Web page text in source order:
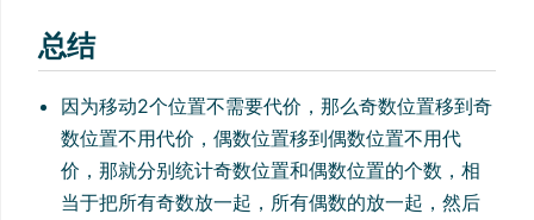
总结
因为移动2个位置不需要代价，那么奇数位置移到奇
数位置不用代价，偶数位置移到偶数位置不用代
价，那就分别统计奇数位置和偶数位置的个数，相
当于把所有奇数放一起，所有偶数的放一起，然后